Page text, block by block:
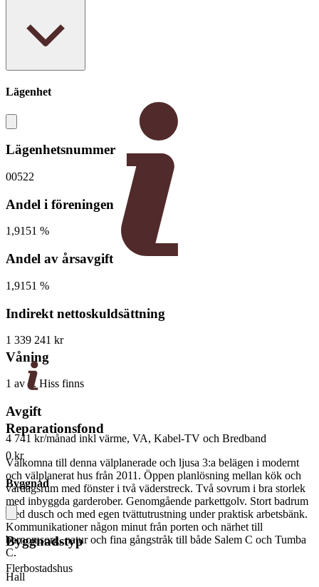
Våning
1 av 3. Hiss finns
Avgift
4 741 kr/månad inkl värme, VA, Kabel-TV och Bredband
Välkomna till denna välplanerade och ljusa 3:a belägen i modernt
och välplanerat hus från 2011. Öppen planlösning mellan kök och
vardagsrum med fönster i två väderstreck. Två sovrum i bra storlek
med inbyggda garderober. Genomgående parkettgolv. Stort badrum
med dusch och med egen tvättutrustning under praktisk arbetsbänk.
Kommunikationer någon minut från porten och närhet till
barnomsorg, natur och fina gångstråk till både Salem C och Tumba
C.
Hall
Lägenhet
Lägenhetsnummer
00522
Andel i föreningen
1,9151 %
Andel av årsavgift
1,9151 %
Indirekt nettoskuldsättning
1 339 241 kr
Reparationsfond
0 kr
Byggnad
Byggnadstyp
Flerbostadshus